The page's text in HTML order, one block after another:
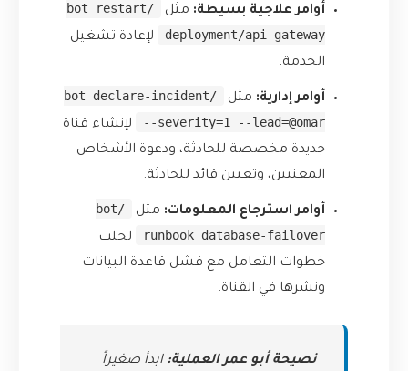
أوامر علاجية بسيطة: مثل
/bot restart
deployment/api-gateway
لإعادة تشغيل
الخدمة.
أوامر إدارية: مثل
/bot declare-incident
--severity=1 --lead=@omar
لإنشاء قناة
جديدة مخصصة للحادثة، ودعوة الأشخاص
المعنيين، وتعيين قائد للحادثة.
أوامر استرجاع المعلومات: مثل
/bot
runbook database-failover
لجلب
خطوات التعامل مع فشل قاعدة البيانات
ونشرها في القناة.
نصيحة أبو عمر العملية: ابدأ صغيراً